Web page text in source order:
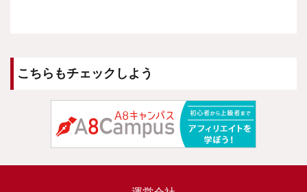
こちらもチェックしよう